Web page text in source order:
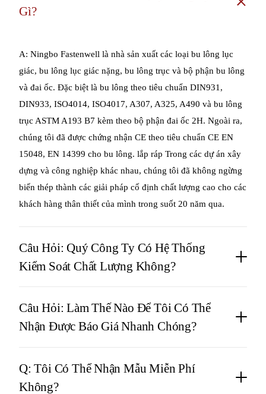
Gì?
A: Ningbo Fastenwell là nhà sản xuất các loại bu lông lục
giác, bu lông lục giác nặng, bu lông trục và bộ phận bu lông
và đai ốc. Đặc biệt là bu lông theo tiêu chuẩn DIN931,
DIN933, ISO4014, ISO4017, A307, A325, A490 và bu lông
trục ASTM A193 B7 kèm theo bộ phận đai ốc 2H. Ngoài ra,
chúng tôi đã được chứng nhận CE theo tiêu chuẩn CE EN
15048, EN 14399 cho bu lông. lắp ráp Trong các dự án xây
dựng và công nghiệp khác nhau, chúng tôi đã không ngừng
biến thép thành các giải pháp cố định chất lượng cao cho các
khách hàng thân thiết của mình trong suốt 20 năm qua.
Câu Hỏi: Quý Công Ty Có Hệ Thống
Kiểm Soát Chất Lượng Không?
Câu Hỏi: Làm Thế Nào Để Tôi Có Thể
Nhận Được Báo Giá Nhanh Chóng?
Q: Tôi Có Thể Nhận Mẫu Miễn Phí
Không?